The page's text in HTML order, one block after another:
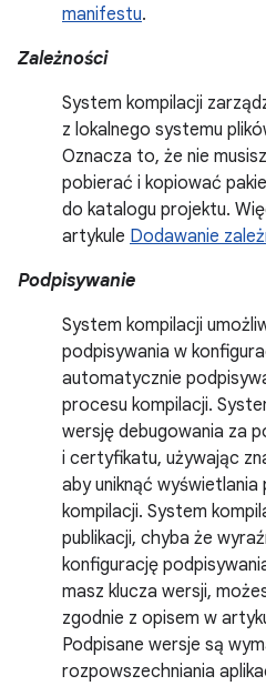
manifestu.
Zależności
System kompilacji
z lokalnego systemu
Oznacza to, że nie
pobierać i kopiować
do katalogu projektu.
artykule Dodawanie
Podpisywanie
System kompilacji
podpisywania w
automatycznie
procesu kompilacji.
wersję debugowania za
i certyfikatu, używając
aby uniknąć
kompilacji. System
publikacji, chyba że
konfigurację
masz klucza wersji,
zgodnie z opisem w
Podpisane wersje są
rozpowszechniania